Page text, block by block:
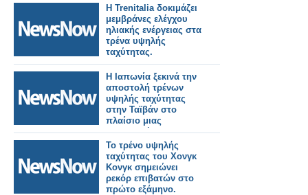
Η Trenitalia δοκιμάζει
μεμβράνες ελέγχου
ηλιακής ενέργειας στα
τρένα υψηλής
ταχύτητας.
Η Ιαπωνία ξεκινά την
αποστολή τρένων
υψηλής ταχύτητας
στην Ταϊβάν στο
πλαίσιο μιας
σημαντικής
σιδηροδρομικής
παραγγελίας.
Το τρένο υψηλής
ταχύτητας του Χονγκ
Κονγκ σημειώνει
ρεκόρ επιβατών στο
πρώτο εξάμηνο.